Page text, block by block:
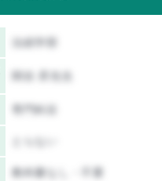
法経学部
教科書なし・不要